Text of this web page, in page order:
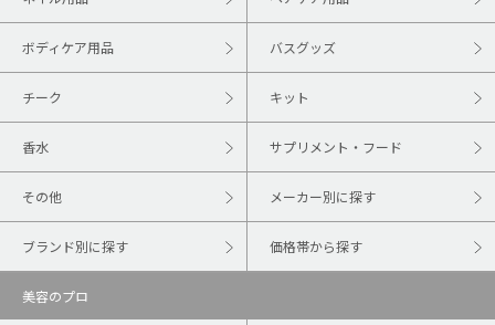
ボディケア用品 バスグッズ
チーク キット
香水 サプリメント・フード
その他 メーカー別に探す
ブランド別に探す 価格帯から探す
美容のプロ